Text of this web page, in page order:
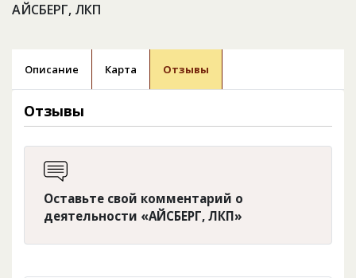
АЙСБЕРГ, ЛКП
Описание Карта Отзывы
Отзывы
Оставьте свой комментарий о
деятельности «АЙСБЕРГ, ЛКП»